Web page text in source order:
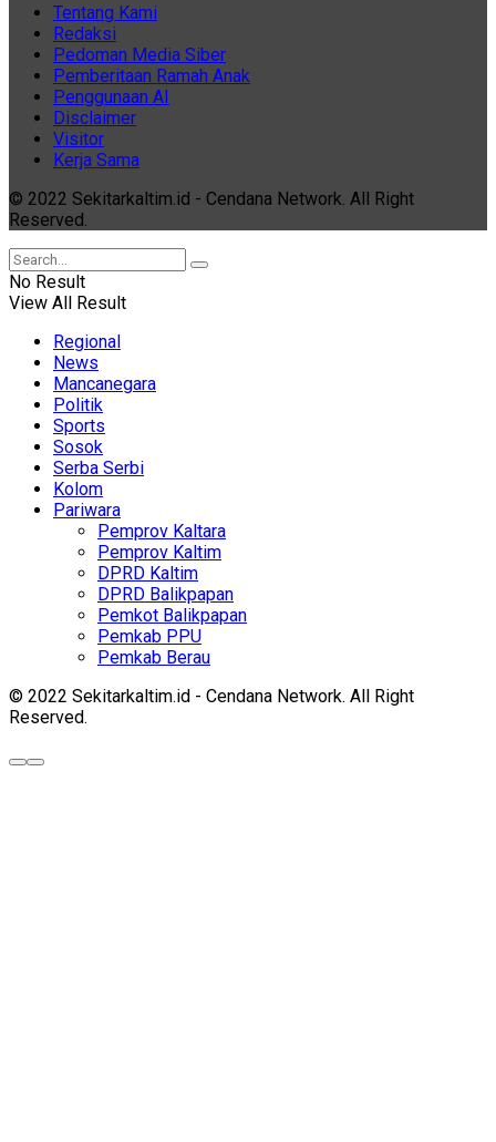
Tentang Kami
Redaksi
Pedoman Media Siber
Pemberitaan Ramah Anak
Penggunaan AI
Disclaimer
Visitor
Kerja Sama
© 2022 Sekitarkaltim.id - Cendana Network. All Right
Reserved.
No Result
View All Result
Regional
News
Mancanegara
Politik
Sports
Sosok
Serba Serbi
Kolom
Pariwara
Pemprov Kaltara
Pemprov Kaltim
DPRD Kaltim
DPRD Balikpapan
Pemkot Balikpapan
Pemkab PPU
Pemkab Berau
© 2022 Sekitarkaltim.id - Cendana Network. All Right
Reserved.